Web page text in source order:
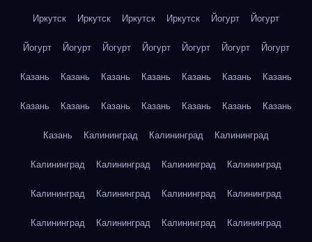
Иркутск Иркутск Иркутск Иркутск Йогурт Йогурт
Йогурт Йогурт Йогурт Йогурт Йогурт Йогурт Йогурт
Казань Казань Казань Казань Казань Казань Казань
Казань Казань Казань Казань Казань Казань Казань
Казань Калининград Калининград Калининград
Калининград Калининград Калининград Калининград
Калининград Калининград Калининград Калининград
Калининград Калининград Калининград Калининград